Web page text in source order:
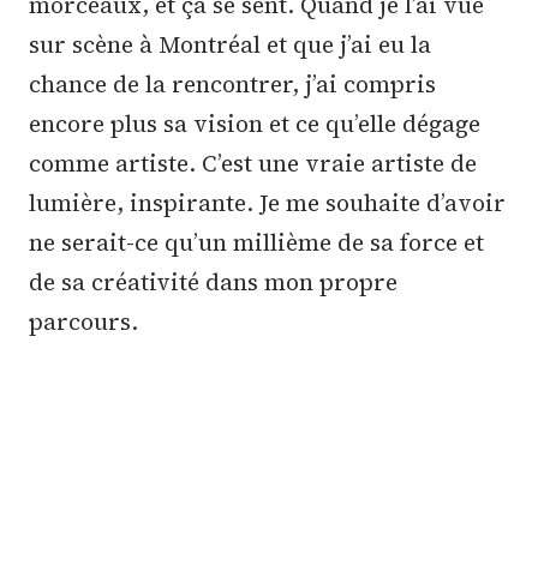
sur scène à Montréal et que j’ai eu la
chance de la rencontrer, j’ai compris
encore plus sa vision et ce qu’elle dégage
comme artiste. C’est une vraie artiste de
lumière, inspirante. Je me souhaite d’avoir
ne serait-ce qu’un millième de sa force et
de sa créativité dans mon propre
parcours.